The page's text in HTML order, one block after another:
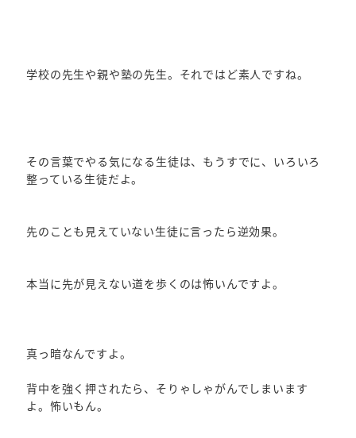
学校の先生や親や塾の先生。それではど素人ですね。
その言葉でやる気になる生徒は、もうすでに、いろいろ
整っている生徒だよ。
先のことも見えていない生徒に言ったら逆効果。
本当に先が見えない道を歩くのは怖いんですよ。
真っ暗なんですよ。
背中を強く押されたら、そりゃしゃがんでしまいます
よ。怖いもん。